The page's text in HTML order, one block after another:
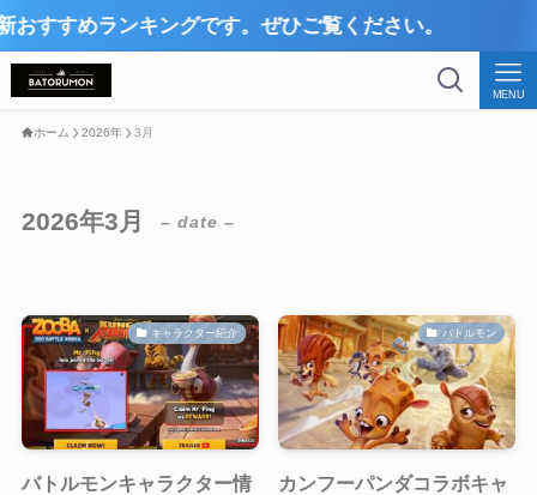
ランキングです。ぜひご覧ください。
MENU
ホーム 2026年 3月
2026年3月 – date –
キャラクター紹介
バトルモンキャラクター情
バトルモン
カンフーパンダコラボキャ